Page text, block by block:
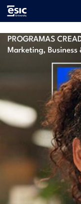
Pasar
principal
Main
navigation
ULTRA
PROGRAMAS
Marketing, Business